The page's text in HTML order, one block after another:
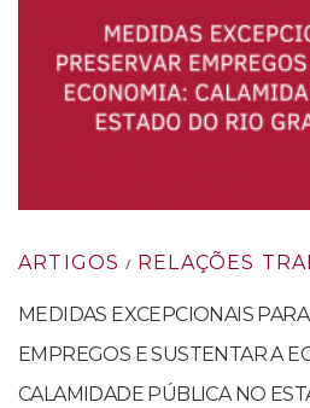
ARTIGOS / RELAÇÕES
MEDIDAS EXCEPCIONAIS
EMPREGOS E SUSTENTAR A
CALAMIDADE PÚBLICA NO